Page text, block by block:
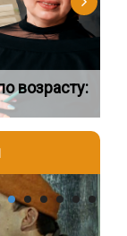
возрасту: